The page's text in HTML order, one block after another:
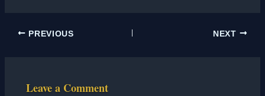
PREVIOUS NEXT
Leave a Comment